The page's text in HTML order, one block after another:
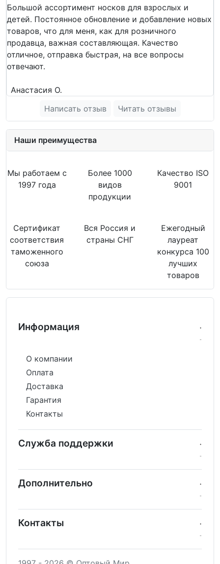
Большой ассортимент носков для взрослых и
детей. Постоянное обновление и добавление новых
товаров, что для меня, как для розничного
продавца, важная составляющая. Качество
отличное, отправка быстрая, на все вопросы
отвечают.
Анастасия О.
Написать отзыв
Читать отзывы
Наши преимущества
Мы работаем с
1997 года
Более 1000
видов
продукции
Качество ISO
9001
Сертификат
соответствия
таможенного
союза
Вся Россия и
страны СНГ
Ежегодный
лауреат
конкурса 100
лучших
товаров
Информация
О компании
Оплата
Доставка
Гарантия
Контакты
Служба поддержки
Дополнительно
Контакты